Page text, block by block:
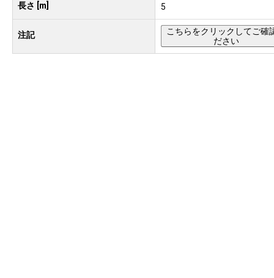
長さ [m] 5
注記
こちらをクリックしてご確
ださい